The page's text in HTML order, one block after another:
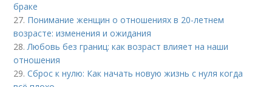
браке
27. Понимание женщин о отношениях в 20-летнем
возрасте: изменения и ожидания
28.Любовь без границ: как возраст влияет на наши
отношения
29.Сброс к нулю: Как начать новую жизнь с нуля когда